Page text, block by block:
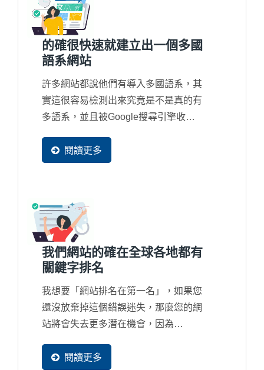
的確很快速就建立出一個多國
語系網站
許多網站都說他們有導入多國語系，其
實這很容易檢測出來究竟是不是真的有
多語系，並且被Google搜尋引擎收錄
閱讀更多
我們網站的確在全球各地都有
關鍵字排名
我想要「網站排名在第一名」，如果您
還沒放棄掉這個錯誤迷失，那麼您的網
站將會失去更多潛在機會，因為
閱讀更多